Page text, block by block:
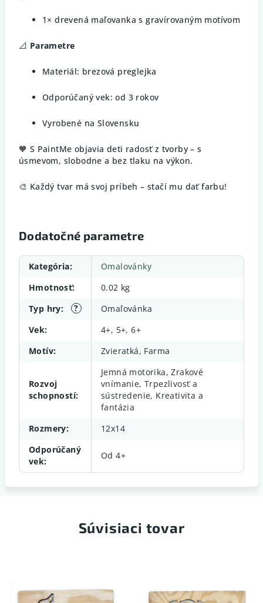
1× drevená maľovanka s gravírovaným motívom
📐 Parametre
Materiál: brezová preglejka
Odporúčaný vek: od 3 rokov
Vyrobené na Slovensku
🧡 S PaintMe objavia deti radosť z tvorby – s
úsmevom, slobodne a bez tlaku na výkon.
🎨 Každý tvar má svoj príbeh – stačí mu dať farbu!
Dodatočné parametre
Kategória:
Omalovánky
Hmotnosť:
0.02 kg
?
Typ hry:
Omaľovánka
Vek:
4+, 5+, 6+
Motív: Zvieratká, Farma
Rozvoj
schopností:
Jemná motorika, Zrakové
vnímanie, Trpezlivosť a
sústredenie, Kreativita a
fantázia
Rozmery:
12x14
Odporúčaný
vek:
Od 4+
Súvisiaci tovar